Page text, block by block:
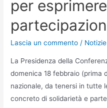
per
Lascia un commento / Notizie
La Presidenza della
domenica 18 febbraio (prima
nazionale, da tenersi in tutte
concreto di solidarietà e